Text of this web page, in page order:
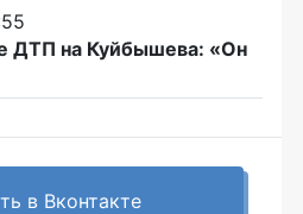
ДТП на Куйбышева: «Он
в Вконтакте